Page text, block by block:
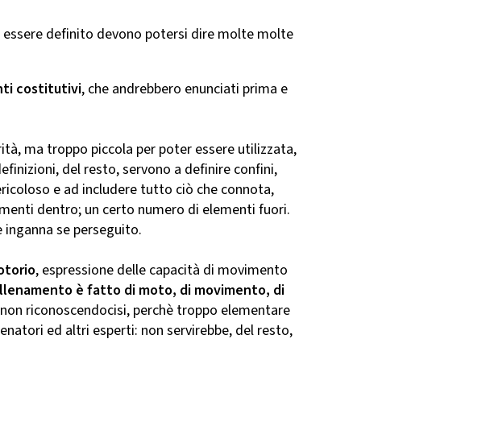
essere definito devono potersi dire molte molte
costitutivi, che andrebbero enunciati prima e
ma troppo piccola per poter essere utilizzata,
del resto, servono a definire confini,
e ad includere tutto ciò che connota,
dentro; un certo numero di elementi fuori.
se perseguito.
, espressione delle capacità di movimento
è fatto di moto, di movimento, di
riconoscendocisi, perchè troppo elementare
ed altri esperti: non servirebbe, del resto,